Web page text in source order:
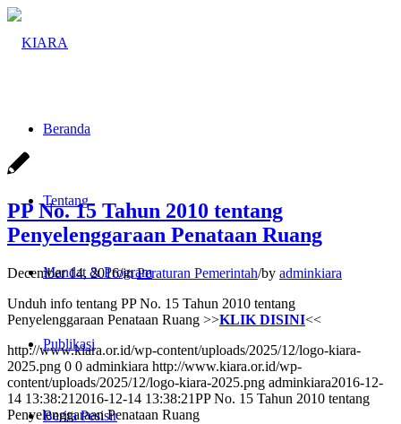
Beranda
Tentang
Mandat & Program
Publikasi
Berita Pesisir
PP No. 15 Tahun 2010 tentang
Penyelenggaraan Penataan Ruang
December 14, 2016/inPeraturan Pemerintah/by adminkiara
Unduh info tentang PP No. 15 Tahun 2010 tentang
Penyelenggaraan Penataan Ruang >>KLIK DISINI<<
http://www.kiara.or.id/wp-content/uploads/2025/12/logo-kiara-
2025.png 0 0 adminkiara http://www.kiara.or.id/wp-
content/uploads/2025/12/logo-kiara-2025.png adminkiara2016-12-
14 13:38:21 2016-12-14 13:38:21PP No. 15 Tahun 2010 tentang
Penyelenggaraan Penataan Ruang